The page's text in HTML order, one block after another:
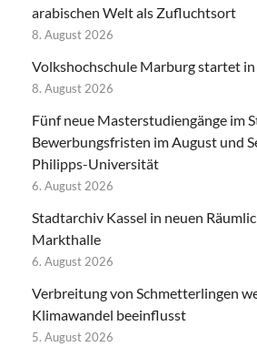
arabischen Welt als Zufluchtsort
8. August 2026
Volkshochschule Marburg startet in
8. August 2026
Fünf neue Masterstudiengänge im
Bewerbungsfristen im August und
Philipps-Universität
6. August 2026
Stadtarchiv Kassel in neuen
Markthalle
6. August 2026
Verbreitung von Schmetterlingen
Klimawandel beeinflusst
5. August 2026